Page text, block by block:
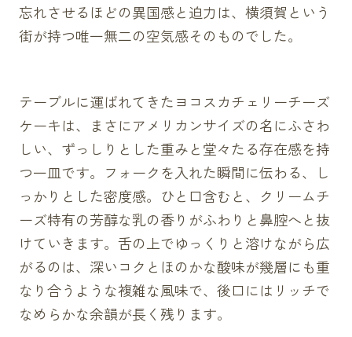
忘れさせるほどの異国感と迫力は、横須賀という
街が持つ唯一無二の空気感そのものでした。
テーブルに運ばれてきたヨコスカチェリーチーズ
ケーキは、まさにアメリカンサイズの名にふさわ
しい、ずっしりとした重みと堂々たる存在感を持
つ一皿です。フォークを入れた瞬間に伝わる、し
っかりとした密度感。ひと口含むと、クリームチ
ーズ特有の芳醇な乳の香りがふわりと鼻腔へと抜
けていきます。舌の上でゆっくりと溶けながら広
がるのは、深いコクとほのかな酸味が幾層にも重
なり合うような複雑な風味で、後口にはリッチで
なめらかな余韻が長く残ります。